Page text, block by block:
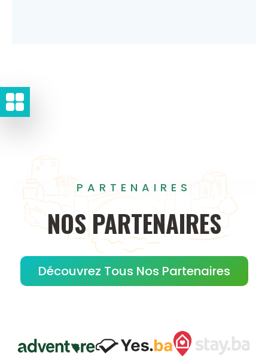
PARTENAIRES
NOS PARTENAIRES
Découvrez Tous Nos Partenaires